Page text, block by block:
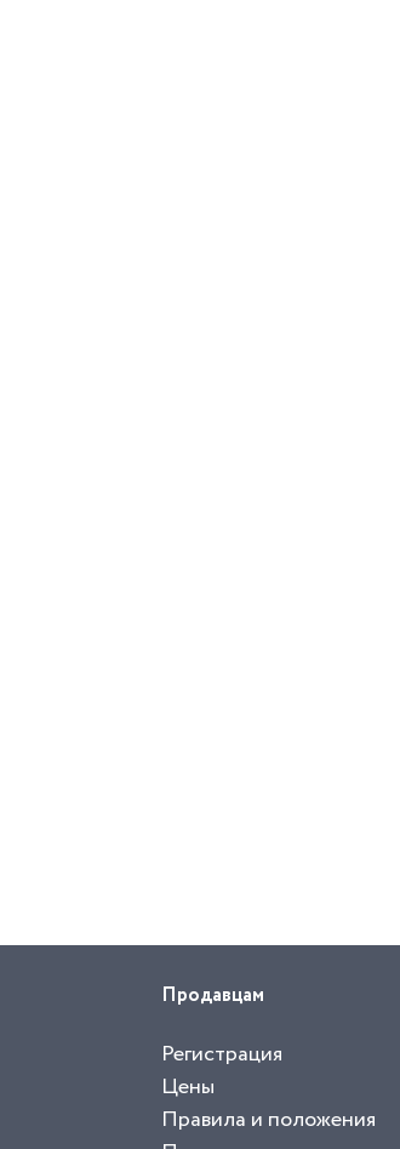
Продавцам
Регистрация
Цены
Правила и положения